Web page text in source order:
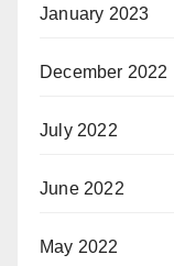
January 2023
December 2022
July 2022
June 2022
May 2022